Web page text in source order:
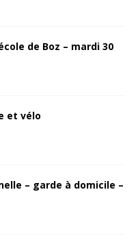
de Boz – mardi 30
et vélo
– garde à domicile –